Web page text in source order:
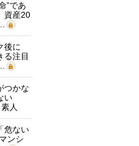
”であ
資産20
後に
る注目
つかな
い
人
危ない
ンシ